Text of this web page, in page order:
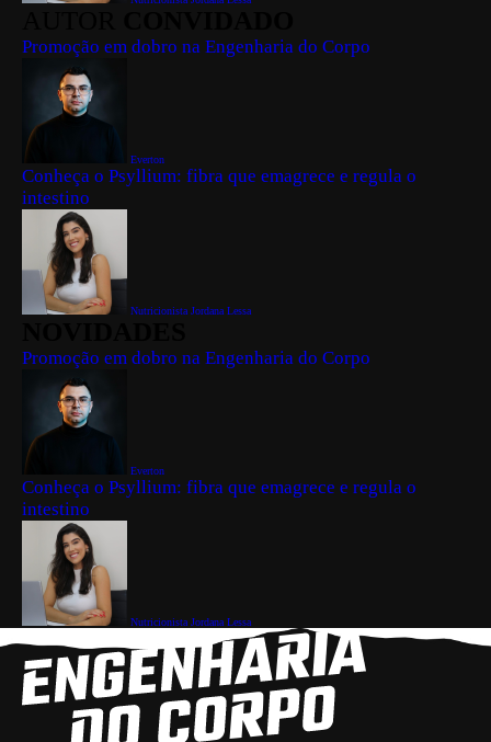
Promoção em dobro na Engenharia do Corpo
Everton
Conheça o Psyllium: fibra que emagrece e regula o
intestino
Nutricionista Jordana Lessa
Promoção em dobro na Engenharia do Corpo
Everton
Conheça o Psyllium: fibra que emagrece e regula o
intestino
Nutricionista Jordana Lessa